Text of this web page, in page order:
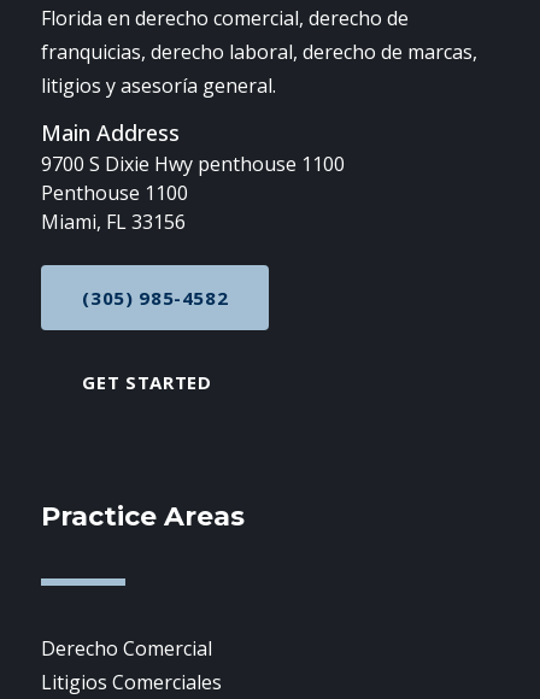
Florida en derecho comercial, derecho de
franquicias, derecho laboral, derecho de marcas,
litigios y asesoría general.
Main Address
9700 S Dixie Hwy penthouse 1100
Penthouse 1100
Miami, FL 33156
CALL NOW AT
(305) 985-4582
GET STARTED
Practice Areas
Derecho Comercial
Litigios Comerciales